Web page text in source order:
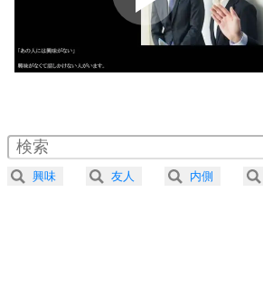
ストレス対策
人生、なんとかなるも
気楽に生きる30の方法
4 器の大きい人は、怒り
プラス思考
2.0倍速 （333KB 1分25秒）
2.5倍速 （267KB 1分8秒）
3.0倍速 （222KB 56秒）
興味 友人 内側